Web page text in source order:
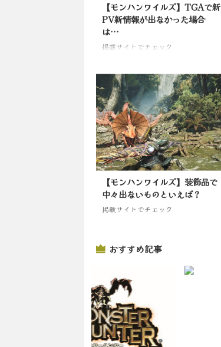
【モンハンワイルズ】TGAで新
PV新情報が出なかった場合
は…
掲載サイトでチェック
【モンハンワイルズ】装飾品で
中々出ないものといえば？
掲載サイトでチェック
おすすめ記事